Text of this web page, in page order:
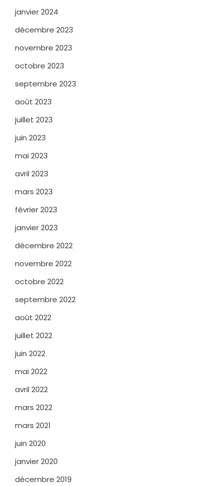
janvier 2024
décembre 2023
novembre 2023
octobre 2023
septembre 2023
août 2023
juillet 2023
juin 2023
mai 2023
avril 2023
mars 2023
février 2023
janvier 2023
décembre 2022
novembre 2022
octobre 2022
septembre 2022
août 2022
juillet 2022
juin 2022
mai 2022
avril 2022
mars 2022
mars 2021
juin 2020
janvier 2020
décembre 2019